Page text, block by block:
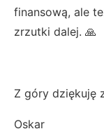
finansową, ale
zrzutki dalej. 🙏
Z góry dziękuję
Oskar